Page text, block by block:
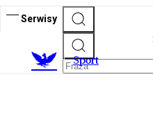
Serwisy
Sport